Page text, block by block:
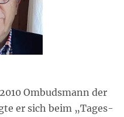
Ombudsmann der
er sich beim „Tages-